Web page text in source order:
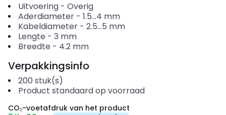
Uitvoering- Overig
Aderdiameter- 1.5...4 mm
Kabeldiameter- 2.5...5 mm
Lengte - 3 mm
Breedte - 4.2 mm
Verpakkingsinfo
200 stuk(s)
Product standaard op voorraad
CO₂-voetafdruk van het product